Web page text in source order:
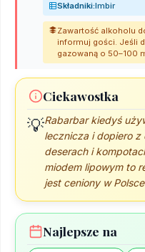
Składniki:Imbir
Zawartość alkoholu
informuj gości. Jeśli
gazowaną o 50–100
Ciekawostka
💡Rabarbar kiedyś
lecznicza i dopiero z
deserach i
miodem lipowym to
jest ceniony w
Najlepsze na